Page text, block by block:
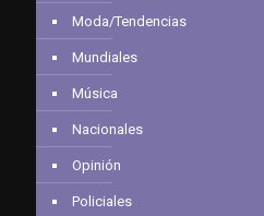
Moda/Tendencias
Mundiales
Música
Nacionales
Opinión
Policiales